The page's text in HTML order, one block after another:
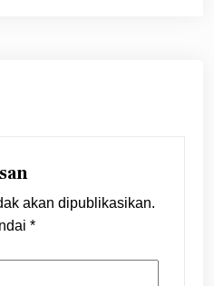
akan dipublikasikan.
*